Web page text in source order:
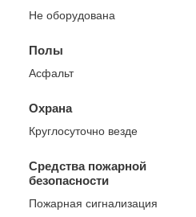
Не оборудована
Полы
Асфальт
Охрана
Круглосуточно везде
Средства пожарной
безопасности
Пожарная сигнализация